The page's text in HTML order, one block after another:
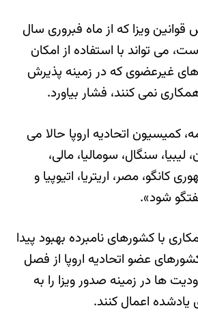
قوانین ویزا که از ماه فبروری سال
است، می تواند با استفاده از امکان
غیرعضوی که در زمینه پذیرش
نمی کنند، فشار بیاورد.
کمیسیون اتحادیه اروپا حالا می
لیبیا، سنگال، سومالیا، مالی،
کانگو، مصر، اریتریا، اتیوپیا و
شود».
با کشورهای نامبرده بهبود پیدا
عضو اتحادیه اروپا از فصل
ها در زمینه صدور ویزا را به
اعمال کنند.